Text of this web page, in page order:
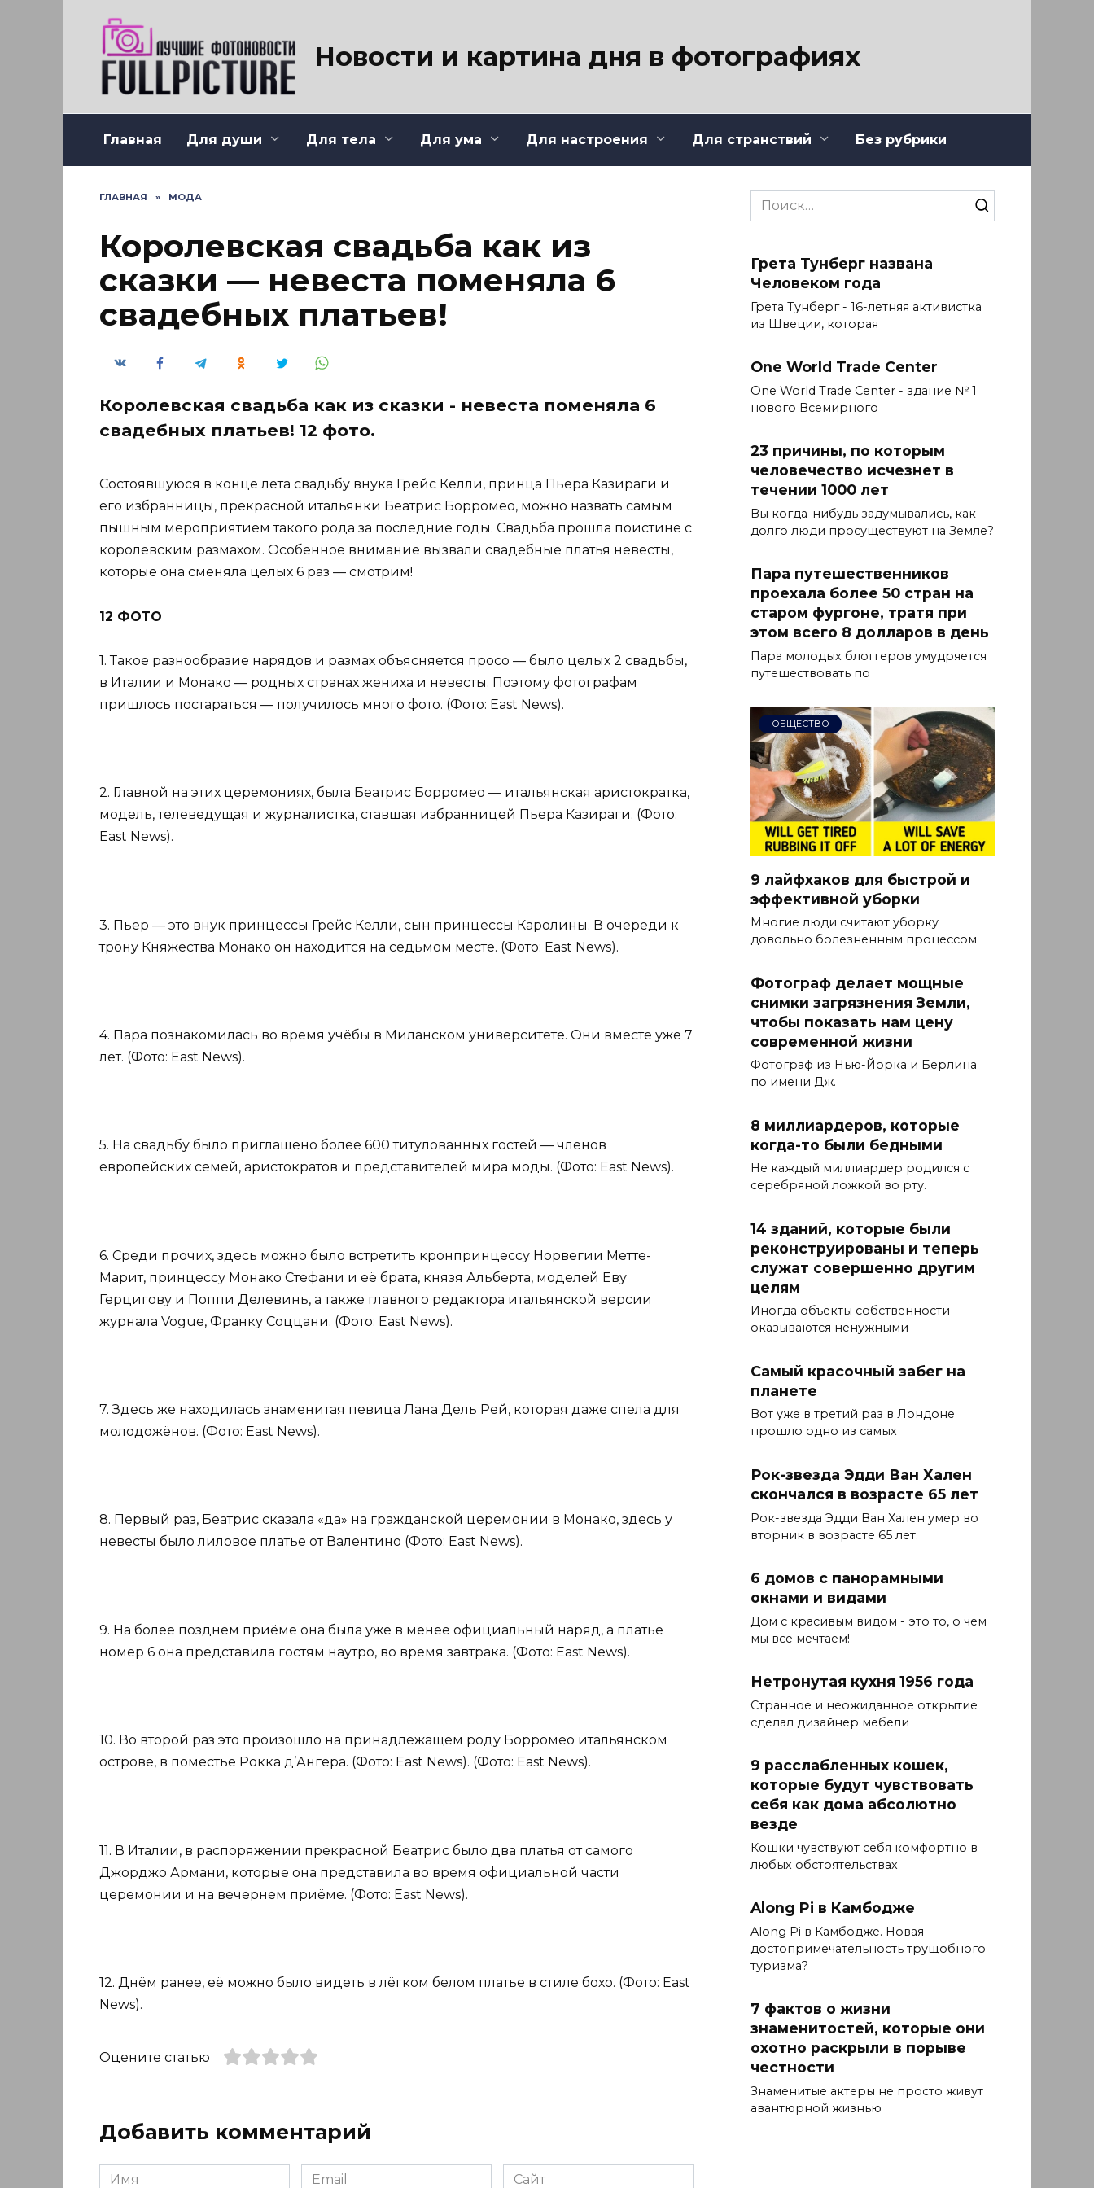
Новости и картина дня в фотографиях
Главная Для души Для тела Для ума Для настроения Для странствий Без рубрики
ГЛАВНАЯ » МОДА
Королевская свадьба как из
сказки — невеста поменяла 6
свадебных платьев!
Королевская свадьба как из сказки - невеста поменяла 6
свадебных платьев! 12 фото.
Состоявшуюся в конце лета свадьбу внука Грейс Келли, принца Пьера Казираги и
его избранницы, прекрасной итальянки Беатрис Борромео, можно назвать самым
пышным мероприятием такого рода за последние годы. Свадьба прошла поистине с
королевским размахом. Особенное внимание вызвали свадебные платья невесты,
которые она сменяла целых 6 раз — смотрим!
12 ФОТО
1. Такое разнообразие нарядов и размах объясняется просо — было целых 2 свадьбы,
в Италии и Монако — родных странах жениха и невесты. Поэтому фотографам
пришлось постараться — получилось много фото. (Фото: East News).
2. Главной на этих церемониях, была Беатрис Борромео — итальянская аристократка,
модель, телеведущая и журналистка, ставшая избранницей Пьера Казираги. (Фото:
East News).
3. Пьер — это внук принцессы Грейс Келли, сын принцессы Каролины. В очереди к
трону Княжества Монако он находится на седьмом месте. (Фото: East News).
4. Пара познакомилась во время учёбы в Миланском университете. Они вместе уже 7
лет. (Фото: East News).
5. На свадьбу было приглашено более 600 титулованных гостей — членов
европейских семей, аристократов и представителей мира моды. (Фото: East News).
6. Среди прочих, здесь можно было встретить кронпринцессу Норвегии Метте-
Марит, принцессу Монако Стефани и её брата, князя Альберта, моделей Еву
Герцигову и Поппи Делевинь, а также главного редактора итальянской версии
журнала Vogue, Франку Соццани. (Фото: East News).
7. Здесь же находилась знаменитая певица Лана Дель Рей, которая даже спела для
молодожёнов. (Фото: East News).
8. Первый раз, Беатрис сказала «да» на гражданской церемонии в Монако, здесь у
невесты было лиловое платье от Валентино (Фото: East News).
9. На более позднем приёме она была уже в менее официальный наряд, а платье
номер 6 она представила гостям наутро, во время завтрака. (Фото: East News).
10. Во второй раз это произошло на принадлежащем роду Борромео итальянском
острове, в поместье Рокка д’Ангера. (Фото: East News). (Фото: East News).
11. В Италии, в распоряжении прекрасной Беатрис было два платья от самого
Джорджо Армани, которые она представила во время официальной части
церемонии и на вечернем приёме. (Фото: East News).
12. Днём ранее, её можно было видеть в лёгком белом платье в стиле бохо. (Фото: East
News).
Оцените статью
Добавить комментарий
Имя
Email
Сайт
Search
for:
Грета Тунберг названа
Человеком года
Грета Тунберг - 16-летняя активистка
из Швеции, которая
One World Trade Center
One World Trade Center - здание № 1
нового Всемирного
23 причины, по которым
человечество исчезнет в
течении 1000 лет
Вы когда-нибудь задумывались, как
долго люди просуществуют на Земле?
Пара путешественников
проехала более 50 стран на
старом фургоне, тратя при
этом всего 8 долларов в день
Пара молодых блоггеров умудряется
путешествовать по
ОБЩЕСТВО
9 лайфхаков для быстрой и
эффективной уборки
Многие люди считают уборку
довольно болезненным процессом
Фотограф делает мощные
снимки загрязнения Земли,
чтобы показать нам цену
современной жизни
Фотограф из Нью-Йорка и Берлина
по имени Дж.
8 миллиардеров, которые
когда-то были бедными
Не каждый миллиардер родился с
серебряной ложкой во рту.
14 зданий, которые были
реконструированы и теперь
служат совершенно другим
целям
Иногда объекты собственности
оказываются ненужными
Самый красочный забег на
планете
Вот уже в третий раз в Лондоне
прошло одно из самых
Рок-звезда Эдди Ван Хален
скончался в возрасте 65 лет
Рок-звезда Эдди Ван Хален умер во
вторник в возрасте 65 лет.
6 домов с панорамными
окнами и видами
Дом с красивым видом - это то, о чем
мы все мечтаем!
Нетронутая кухня 1956 года
Странное и неожиданное открытие
сделал дизайнер мебели
9 расслабленных кошек,
которые будут чувствовать
себя как дома абсолютно
везде
Кошки чувствуют себя комфортно в
любых обстоятельствах
Along Pi в Камбодже
Along Pi в Камбодже. Новая
достопримечательность трущобного
туризма?
7 фактов о жизни
знаменитостей, которые они
охотно раскрыли в порыве
честности
Знаменитые актеры не просто живут
авантюрной жизнью